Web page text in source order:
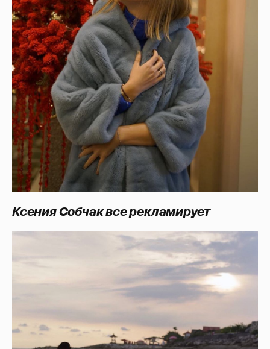
Ксения Собчак все рекламирует